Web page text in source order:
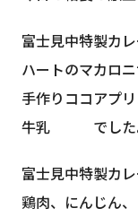
富士見中特製カレ
ハートのマカロ
手作りココアプ
牛乳 でした
富士見中特製カ
鶏肉、にんじん